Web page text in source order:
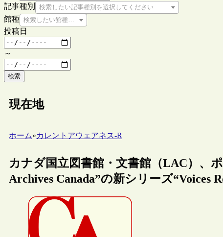
記事種別
検索したい記事種別を選択してください
館種 検索したい館種を選択してください
投稿日
～
検索
現在地
ホーム»カレントアウェアネス-R
カナダ国立図書館・文書館（LAC）、
Archives Canada”の新シリーズ“Voices